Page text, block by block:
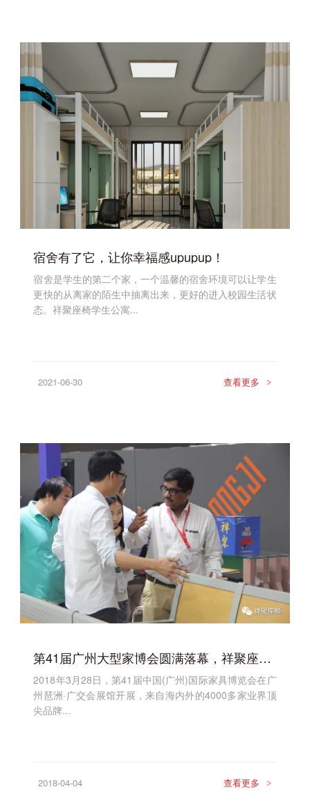
宿舍有了它，让你幸福感upupup！
宿舍是学生的第二个家，一个温馨的宿舍环境可以让学生
更快的从离家的陌生中抽离出来，更好的进入校园生活状
态。祥聚座椅学生公寓...
2021-06-30 查看更多 >
第41届广州大型家博会圆满落幕，祥聚座椅将聚力前行
2018年3月28日，第41届中国(广州)国际家具博览会在广
州琶洲·广交会展馆开展，来自海内外的4000多家业界顶
尖品牌...
2018-04-04 查看更多 >